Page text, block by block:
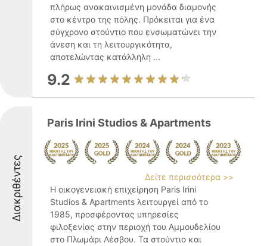
πλήρως ανακαινισμένη μονάδα διαμονής
στο κέντρο της πόλης. Πρόκειται για ένα
σύγχρονο στούντιο που ενσωματώνει την
άνεση και τη λειτουργικότητα,
αποτελώντας κατάλληλη ...
9.2
Διακριθέντες
Paris Irini Studios & Apartments
Δείτε περισσότερα >>
Η οικογενειακή επιχείρηση Paris Irini
Studios & Apartments λειτουργεί από το
1985, προσφέροντας υπηρεσίες
φιλοξενίας στην περιοχή του Αμμουδελίου
στο Πλωμάρι Λέσβου. Τα στούντιο και